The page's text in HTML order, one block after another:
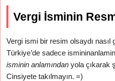
Vergi İsminin
Vergi ismi bir resim olsaydı
Türkiye’de sadece
isminin anlamından yola çıkarak
Cinsiyete takılmayın. =)